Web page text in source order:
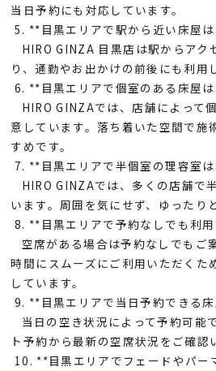
当日予約にも対応しています。
5. **目黒エリアで駅から近い床屋
HIRO GINZA 目黒店は駅からアク
り、通勤やお出かけの前後にも利用
6. **目黒エリアで個室のある床屋
HIRO GINZAでは、店舗によって
意しています。落ち着いた空間で施
すめです。
7. **目黒エリアで半個室の理容室
HIRO GINZAでは、多くの店舗で
います。周囲を気にせず、ゆったり
8. **目黒エリアで予約なしでも利
空席がある場合は予約なしでもご
時間にスムーズにご利用いただくた
しています。
9. **目黒エリアで当日予約できる
当日の空き状況によって予約可能
ト予約から最新の空席状況をご確認
10. **目黒エリアでフェードやパー